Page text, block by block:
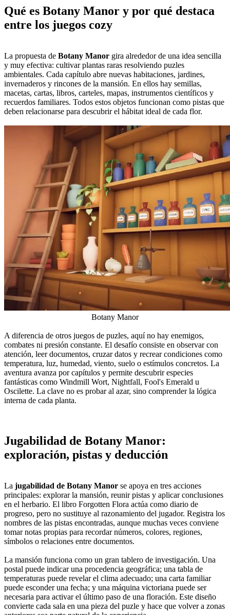
Qué es Botany Manor y por qué destaca
entre los juegos cozy
La propuesta de Botany Manor gira alrededor de una idea sencilla
y muy efectiva: cultivar plantas raras resolviendo puzles
ambientales. Cada capítulo abre nuevas habitaciones, jardines,
invernaderos y rincones de la mansión. En ellos hay semillas,
macetas, cartas, libros, carteles, mapas, instrumentos científicos y
recuerdos familiares. Todos estos objetos funcionan como pistas que
deben relacionarse para descubrir el hábitat ideal de cada flor.
Botany Manor
A diferencia de otros juegos de puzles, aquí no hay enemigos,
combates ni presión constante. El desafío consiste en observar con
atención, leer documentos, cruzar datos y recrear condiciones como
temperatura, luz, humedad, viento, suelo o estímulos concretos. La
aventura avanza por capítulos y permite descubrir especies
fantásticas como Windmill Wort, Nightfall, Fool's Emerald u
Oscilette. La clave no es probar al azar, sino comprender la lógica
interna de cada planta.
Jugabilidad de Botany Manor:
exploración, pistas y deducción
La jugabilidad de Botany Manor se apoya en tres acciones
principales: explorar la mansión, reunir pistas y aplicar conclusiones
en el herbario. El libro Forgotten Flora actúa como diario de
progreso, pero no sustituye al razonamiento del jugador. Registra los
nombres de las pistas encontradas, aunque muchas veces conviene
tomar notas propias para recordar números, colores, regiones,
símbolos o relaciones entre documentos.
La mansión funciona como un gran tablero de investigación. Una
postal puede indicar una procedencia geográfica; una tabla de
temperaturas puede revelar el clima adecuado; una carta familiar
puede esconder una fecha; y una máquina victoriana puede ser
necesaria para activar el último paso de una floración. Este diseño
convierte cada sala en una pieza del puzle y hace que volver a zonas